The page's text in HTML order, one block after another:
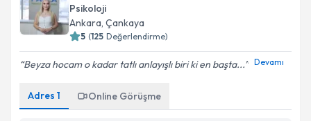
Psikoloji
Ankara, Çankaya
5 (125 Değerlendirme)
Beyza hocam o kadar tatlı anlayışlı biri ki en başta... Devamı
Adres 1 Online Görüşme